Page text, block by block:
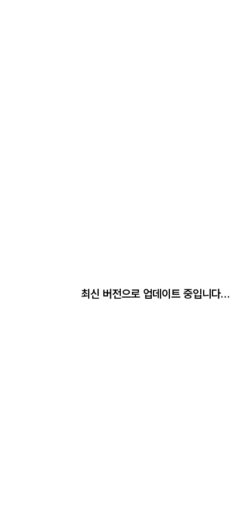
최신 버전으로 업데이트 중입니다…